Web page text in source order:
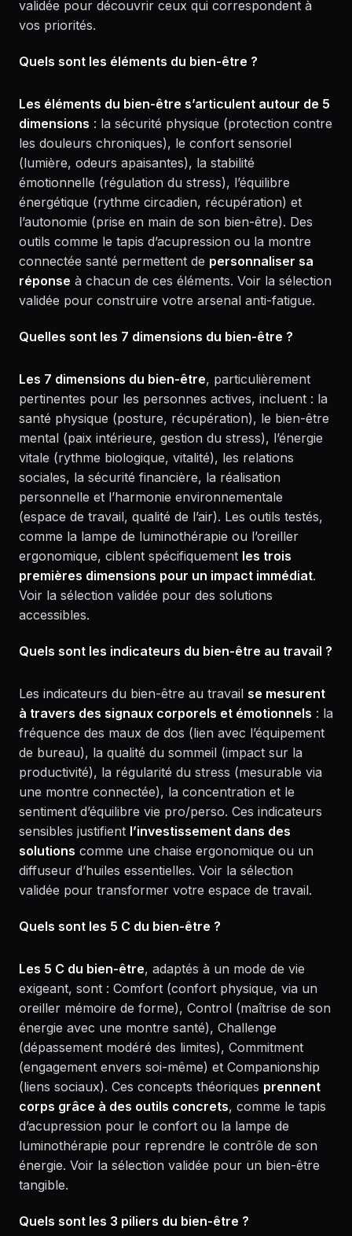
validée pour découvrir ceux qui correspondent à
vos priorités.
Quels sont les éléments du bien-être ?
Les éléments du bien-être s’articulent autour de 5
dimensions : la sécurité physique (protection contre
les douleurs chroniques), le confort sensoriel
(lumière, odeurs apaisantes), la stabilité
émotionnelle (régulation du stress), l’équilibre
énergétique (rythme circadien, récupération) et
l’autonomie (prise en main de son bien-être). Des
outils comme le tapis d’acupression ou la montre
connectée santé permettent de personnaliser sa
réponse à chacun de ces éléments. Voir la sélection
validée pour construire votre arsenal anti-fatigue.
Quelles sont les 7 dimensions du bien-être ?
Les 7 dimensions du bien-être, particulièrement
pertinentes pour les personnes actives, incluent : la
santé physique (posture, récupération), le bien-être
mental (paix intérieure, gestion du stress), l’énergie
vitale (rythme biologique, vitalité), les relations
sociales, la sécurité financière, la réalisation
personnelle et l’harmonie environnementale
(espace de travail, qualité de l’air). Les outils testés,
comme la lampe de luminothérapie ou l’oreiller
ergonomique, ciblent spécifiquement les trois
premières dimensions pour un impact immédiat.
Voir la sélection validée pour des solutions
accessibles.
Quels sont les indicateurs du bien-être au travail ?
Les indicateurs du bien-être au travail se mesurent
à travers des signaux corporels et émotionnels : la
fréquence des maux de dos (lien avec l’équipement
de bureau), la qualité du sommeil (impact sur la
productivité), la régularité du stress (mesurable via
une montre connectée), la concentration et le
sentiment d’équilibre vie pro/perso. Ces indicateurs
sensibles justifient l’investissement dans des
solutions comme une chaise ergonomique ou un
diffuseur d’huiles essentielles. Voir la sélection
validée pour transformer votre espace de travail.
Quels sont les 5 C du bien-être ?
Les 5 C du bien-être, adaptés à un mode de vie
exigeant, sont : Comfort (confort physique, via un
oreiller mémoire de forme), Control (maîtrise de son
énergie avec une montre santé), Challenge
(dépassement modéré des limites), Commitment
(engagement envers soi-même) et Companionship
(liens sociaux). Ces concepts théoriques prennent
corps grâce à des outils concrets, comme le tapis
d’acupression pour le confort ou la lampe de
luminothérapie pour reprendre le contrôle de son
énergie. Voir la sélection validée pour un bien-être
tangible.
Quels sont les 3 piliers du bien-être ?